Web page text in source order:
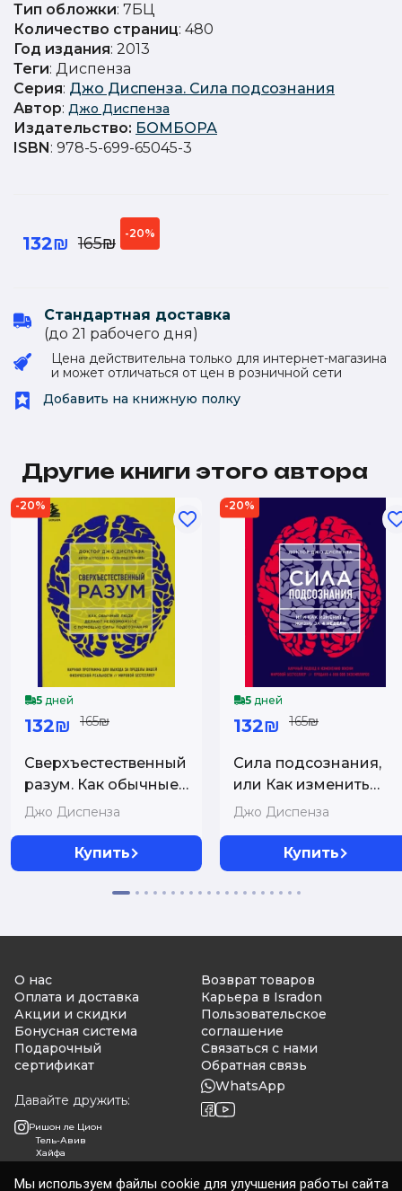
Тип обложки: 7БЦ
Количество страниц: 480
Год издания: 2013
Теги: Диспенза
Серия: Джо Диспенза. Сила подсознания
Автор: Джо Диспенза
Издательство: БОМБОРА
ISBN : 978-5-699-65045-3
132₪ 165₪
-20%
Стандартная доставка
(до 21 рабочего дня)
Цена действительна только для интернет-магазина
и может отличаться от цен в розничной сети
Добавить на книжную полку
Другие книги этого автора
-20%
5 дней
132₪ 165₪
Сверхъестественный
разум. Как обычные
люди делают
помощью силы
подсознания (ЯРКАЯ
Джо Диспенза
Купить
-20%
5 дней
132₪ 165₪
Сила подсознания,
или Как изменить
жизнь за 4 недели
Джо Диспенза
Купить
О нас
Оплата и доставка
Акции и скидки
Бонусная система
Подарочный
сертификат
Давайте дружить:
Ришон ле Цион
Тель-Авив
Хайфа
Возврат товаров
Карьера в Isradon
Пользовательское
соглашение
Связаться с нами
Обратная связь
WhatsApp
Мы используем файлы cookie для улучшения работы сайта